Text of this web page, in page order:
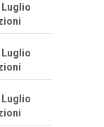
Luglio
Luglio
Luglio